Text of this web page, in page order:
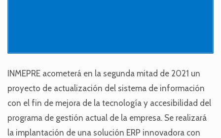
INMEPRE acometerá en la segunda mitad de 2021 un
proyecto de actualización del sistema de información
con el fin de mejora de la tecnología y accesibilidad del
programa de gestión actual de la empresa. Se realizará
la implantación de una solución ERP innovadora con